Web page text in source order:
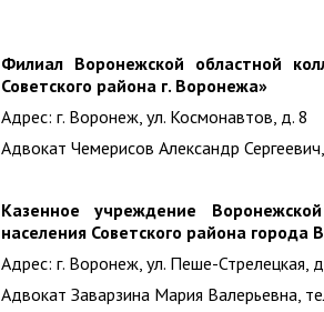
Филиал Воронежской областной
Советского района г. Воронежа»
Адрес: г. Воронеж, ул. Космонавтов, д. 8
Адвокат Чемерисов Александр
Казенное учреждение
населения Советского района города
Адрес: г. Воронеж, ул. Пеше-Стрелецкая,
Адвокат Заварзина Мария Валерьевна,